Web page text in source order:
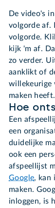
De video's
volgorde af.
volgorde.
kijk 'm af.
zo verder.
aanklikt of
willekeurige
maken heeft.
Hoe
Een
een
duidelijke
ook een
afspeellijst
Google, kan
maken.
inloggen, is